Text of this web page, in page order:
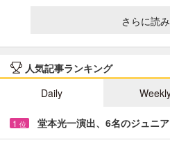
さらに読
人気記事ランキング
Daily
1 位 堂本光一演出、6名のジュニ